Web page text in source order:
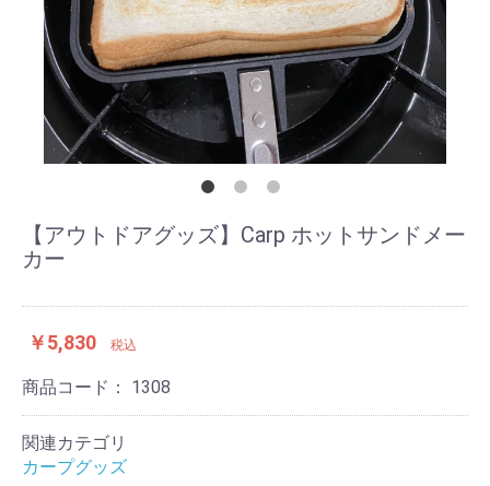
【アウトドアグッズ】Carp ホットサンドメー
カー
￥5,830 税込
商品コード： 1308
関連カテゴリ
カープグッズ